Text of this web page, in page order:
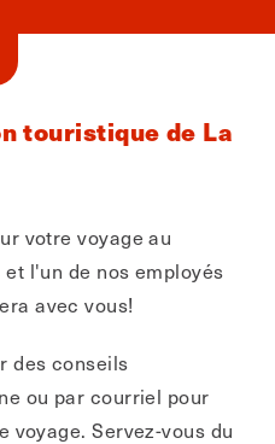
touristique de La
votre voyage au
l'un de nos employés
avec vous!
des conseils
ou par courriel pour
voyage. Servez-vous du